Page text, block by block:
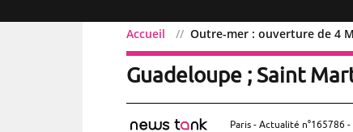
Accueil Outre-mer : ouverture de 4
Outre-mer : ouverture
Guadeloupe ; Saint
Paris - Actualité n°165786 -